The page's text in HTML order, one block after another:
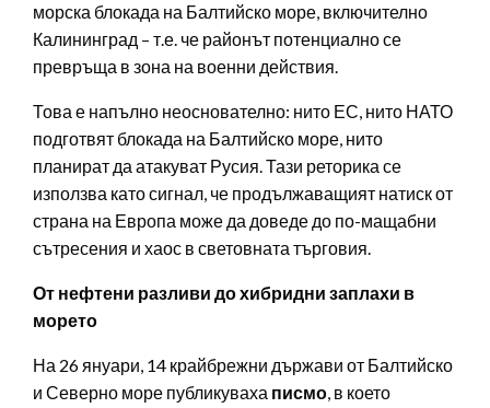
морска блокада на Балтийско море, включително
Калининград – т.е. че районът потенциално се
превръща в зона на военни действия.
Това е напълно неоснователно: нито ЕС, нито НАТО
подготвят блокада на Балтийско море, нито
планират да атакуват Русия. Тази реторика се
използва като сигнал, че продължаващият натиск от
страна на Европа може да доведе до по-мащабни
сътресения и хаос в световната търговия.
От нефтени разливи до хибридни заплахи в
морето
На 26 януари, 14 крайбрежни държави от Балтийско
и Северно море публикуваха писмо, в което